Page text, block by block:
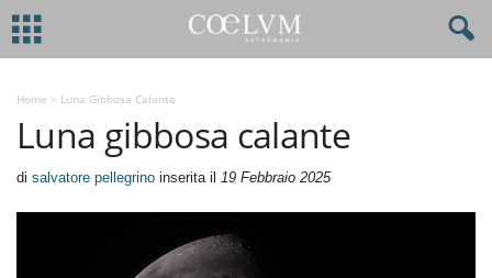
Home > Luna Gibbosa Calante
Luna gibbosa calante
di salvatore pellegrino inserita il 19 Febbraio 2025